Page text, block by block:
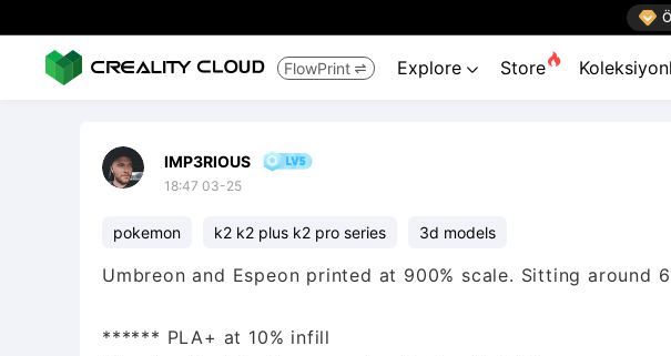

FlowPrint  Explore  Store
IMP3RIOUS
18:47 03-25
pokemon k2 k2 plus k2 pro series 3d models
Umbreon and Espeon printed at 900% scale. Sitting around
****** PLA+ at 10% infill